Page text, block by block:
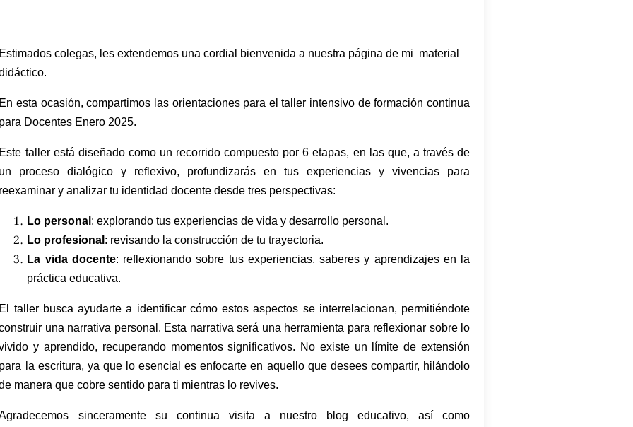
colegas, les extendemos una cordial bienvenida a nuestra página de mi material
esta ocasión, compartimos las orientaciones para el taller intensivo de formación continua
Docentes Enero 2025.
taller está diseñado como un recorrido compuesto por 6 etapas, en las que, a través de
proceso dialógico y reflexivo, profundizarás en tus experiencias y vivencias para
y analizar tu identidad docente desde tres perspectivas:
Lo personal : explorando tus experiencias de vida y desarrollo personal.
Lo profesional : revisando la construcción de tu trayectoria.
La vida docente: reflexionando sobre tus experiencias, saberes y aprendizajes en la
práctica educativa.
taller busca ayudarte a identificar cómo estos aspectos se interrelacionan, permitiéndote
una narrativa personal. Esta narrativa será una herramienta para reflexionar sobre lo
y aprendido, recuperando momentos significativos. No existe un límite de extensión
la escritura, ya que lo esencial es enfocarte en aquello que desees compartir, hilándolo
manera que cobre sentido para ti mientras lo revives.
sinceramente su continua visita a nuestro blog educativo, así como